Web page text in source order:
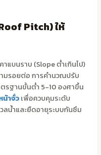
Pitch) ให้
าแบนราบ (Slope ต่ำเกินไป)
ามรอยต่อ การคำนวณปรับ
รฐานขั้นต่ำ 5-10 องศาขึ้น
น้าจั่วเพื่อควบคุมระดับ
น้ำและยืดอายุระบบกันซึม